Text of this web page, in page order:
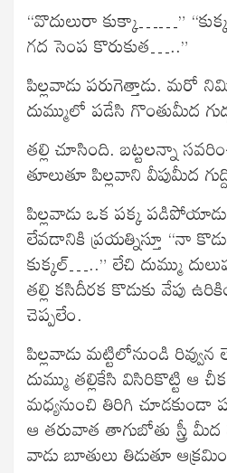
“వొదులురా కుక్కా……”
గద సెంప కొరుకుత…..”
పిల్లవాడు పరుగెత్తాడు. మరో
దుమ్ములో పడేసి గొంతుమీద
తల్లి చూసింది. బట్టలన్నా
తూలుతూ పిల్లవాని వీపుమీద
పిల్లవాడు ఒక పక్క
లేవడానికి ప్రయత్నిస్తూ “నా
కుక్కల్…..” లేచి దుమ్ము
తల్లి కసిదీరక కొడుకు వేపు
చెప్పలేం.
పిల్లవాడు మట్టిలోనుండి రివ్వున
దుమ్ము తల్లికేసి విసిరికొట్టి ఆ
మధ్యనుంచి తిరిగి చూడకుండా
ఆ తరువాత తాగుబోతు స్త్రీ మీద
వాడు బూతులు తిడుతూ